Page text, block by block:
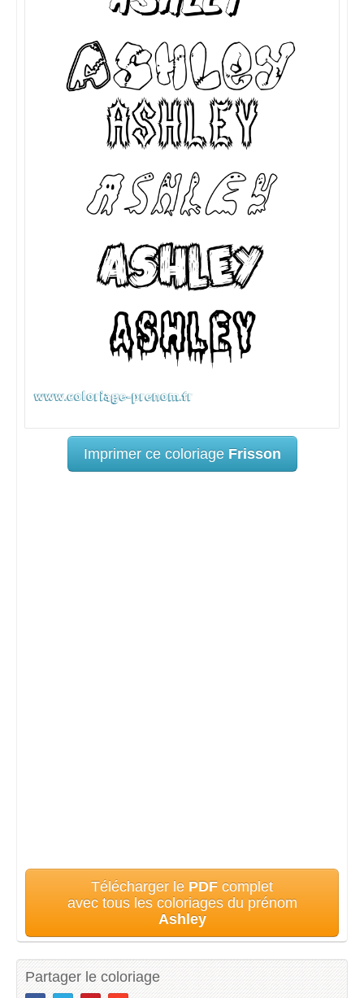
Imprimer ce coloriage Frisson
Télécharger le PDF complet
avec tous les coloriages du prénom
Ashley
Partager le coloriage